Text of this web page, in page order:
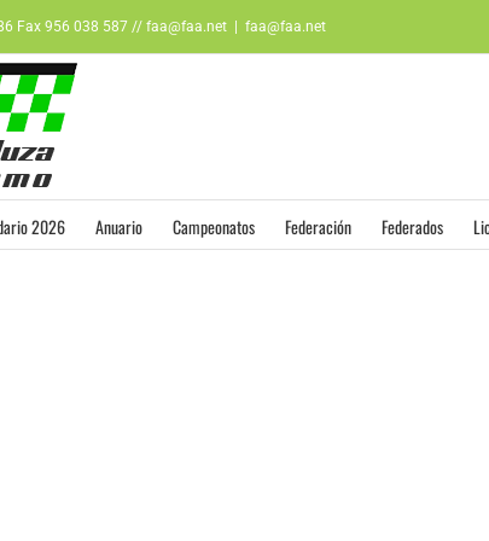
Fax 956 038 587 // faa@faa.net faa@faa.net
2026 Anuario Campeonatos Federación Federados